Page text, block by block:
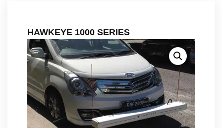
HAWKEYE 1000 SERIES